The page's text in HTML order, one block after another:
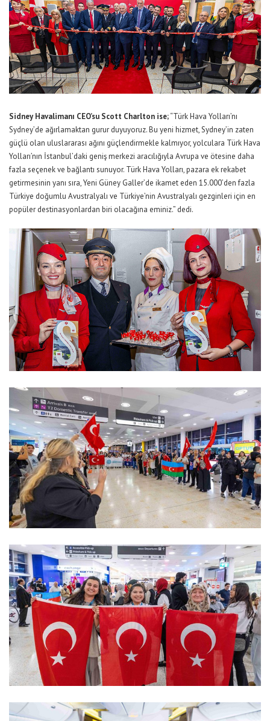
Sidney Havalimanı CEO’su Scott Charlton ise;“Türk Hava Yolları’nı
Sydney’de ağırlamaktan gurur duyuyoruz. Bu yeni hizmet, Sydney’in zaten
güçlü olan uluslararası ağını güçlendirmekle kalmıyor, yolculara Türk Hava
Yolları’nın İstanbul’daki geniş merkezi aracılığıyla Avrupa ve ötesine daha
fazla seçenek ve bağlantı sunuyor. Türk Hava Yolları, pazara ek rekabet
getirmesinin yanı sıra, Yeni Güney Galler’de ikamet eden 15.000’den fazla
Türkiye doğumlu Avustralyalı ve Türkiye’nin Avustralyalı gezginleri için en
popüler destinasyonlardan biri olacağına eminiz.” dedi.